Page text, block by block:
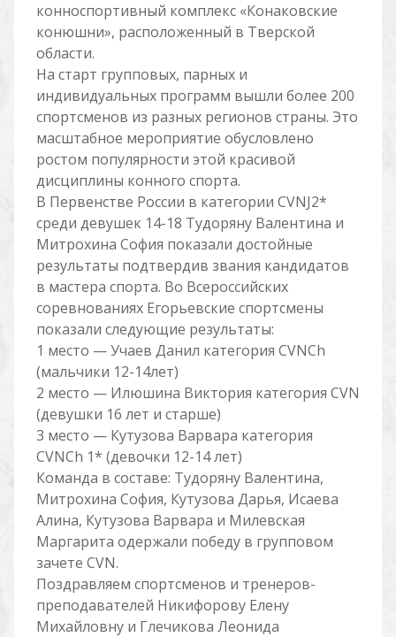
конноспортивный комплекс «Конаковские
конюшни», расположенный в Тверской
области.
На старт групповых, парных и
индивидуальных программ вышли более 200
спортсменов из разных регионов страны. Это
масштабное мероприятие обусловлено
ростом популярности этой красивой
дисциплины конного спорта.
В Первенстве России в категории CVNJ2*
среди девушек 14-18 Тудоряну Валентина и
Митрохина София показали достойные
результаты подтвердив звания кандидатов
в мастера спорта. Во Всероссийских
соревнованиях Егорьевские спортсмены
показали следующие результаты:
1 место — Учаев Данил категория CVNCh
(мальчики 12-14лет)
2 место — Илюшина Виктория категория CVN
(девушки 16 лет и старше)
3 место — Кутузова Варвара категория
CVNCh 1* (девочки 12-14 лет)
Команда в составе: Тудоряну Валентина,
Митрохина София, Кутузова Дарья, Исаева
Алина, Кутузова Варвара и Милевская
Маргарита одержали победу в групповом
зачете CVN.
Поздравляем спортсменов и тренеров-
преподавателей Никифорову Елену
Михайловну и Глечикова Леонида